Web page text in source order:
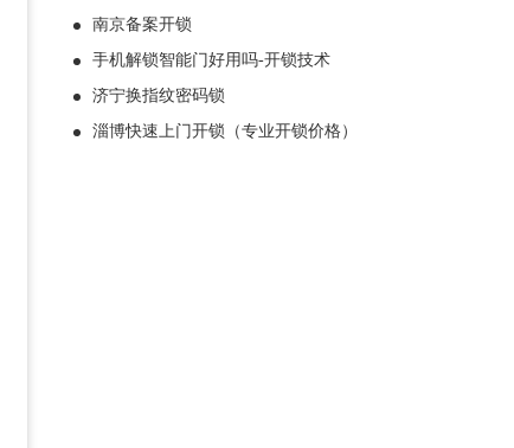
南京备案开锁
手机解锁智能门好用吗-开锁技术
济宁换指纹密码锁
淄博快速上门开锁（专业开锁价格）